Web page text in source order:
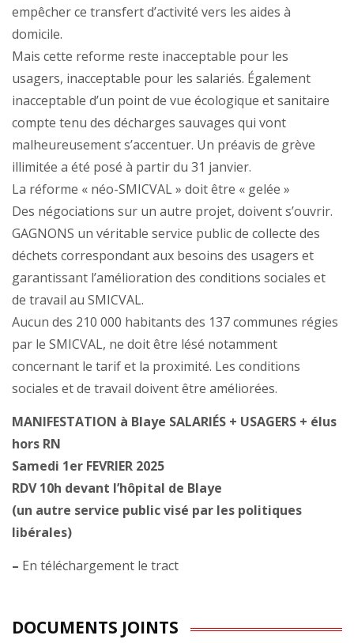
empêcher ce transfert d’activité vers les aides à
domicile.
Mais cette reforme reste inacceptable pour les
usagers, inacceptable pour les salariés. Également
inacceptable d’un point de vue écologique et sanitaire
compte tenu des décharges sauvages qui vont
malheureusement s’accentuer. Un préavis de grève
illimitée a été posé à partir du 31 janvier.
La réforme « néo-SMICVAL » doit être « gelée »
Des négociations sur un autre projet, doivent s’ouvrir.
GAGNONS un véritable service public de collecte des
déchets correspondant aux besoins des usagers et
garantissant l’amélioration des conditions sociales et
de travail au SMICVAL.
Aucun des 210 000 habitants des 137 communes régies
par le SMICVAL, ne doit être lésé notamment
concernant le tarif et la proximité. Les conditions
sociales et de travail doivent être améliorées.
MANIFESTATION à Blaye SALARIÉS + USAGERS + élus
hors RN
Samedi 1er FEVRIER 2025
RDV 10h devant l’hôpital de Blaye
(un autre service public visé par les politiques
libérales)
– En téléchargement le tract
DOCUMENTS JOINTS